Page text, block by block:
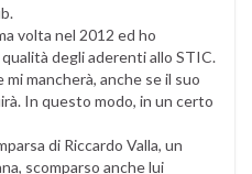
volta nel 2012 ed ho
degli aderenti allo STIC.
mancherà, anche se il suo
In questo modo, in un certo
di Riccardo Valla, un
scomparso anche lui